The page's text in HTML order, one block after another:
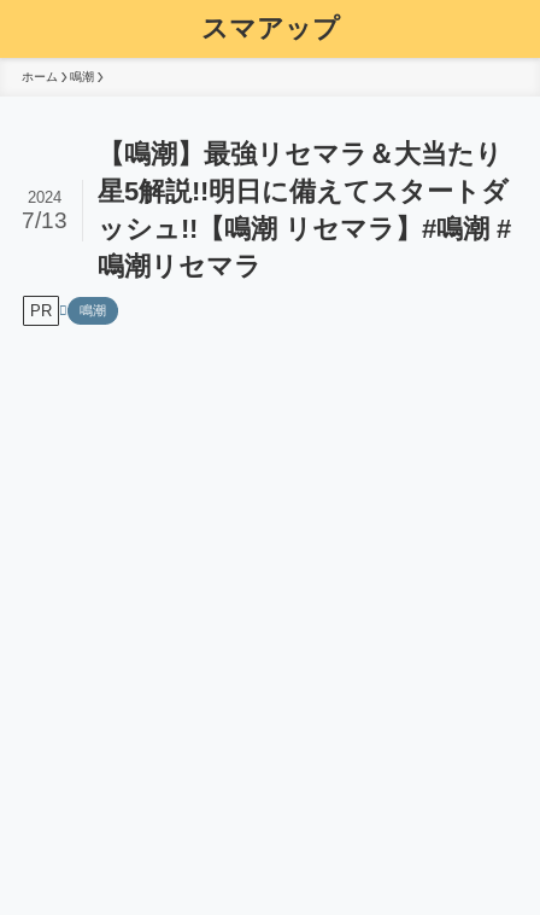
スマアップ
ホーム 鳴潮
【鳴潮】最強リセマラ＆大当たり
星5解説!!明日に備えてスタートダ
ッシュ!!【鳴潮 リセマラ】#鳴潮 #
鳴潮リセマラ
2024
7/13
PR 鳴潮